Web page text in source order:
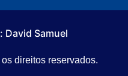
David Samuel
direitos reservados.